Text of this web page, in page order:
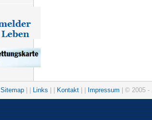
Sitemap Links Kontakt Impressum | © 2005 -